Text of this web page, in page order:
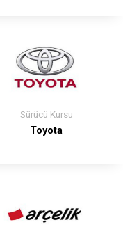
Sürücü Kursu
Toyota